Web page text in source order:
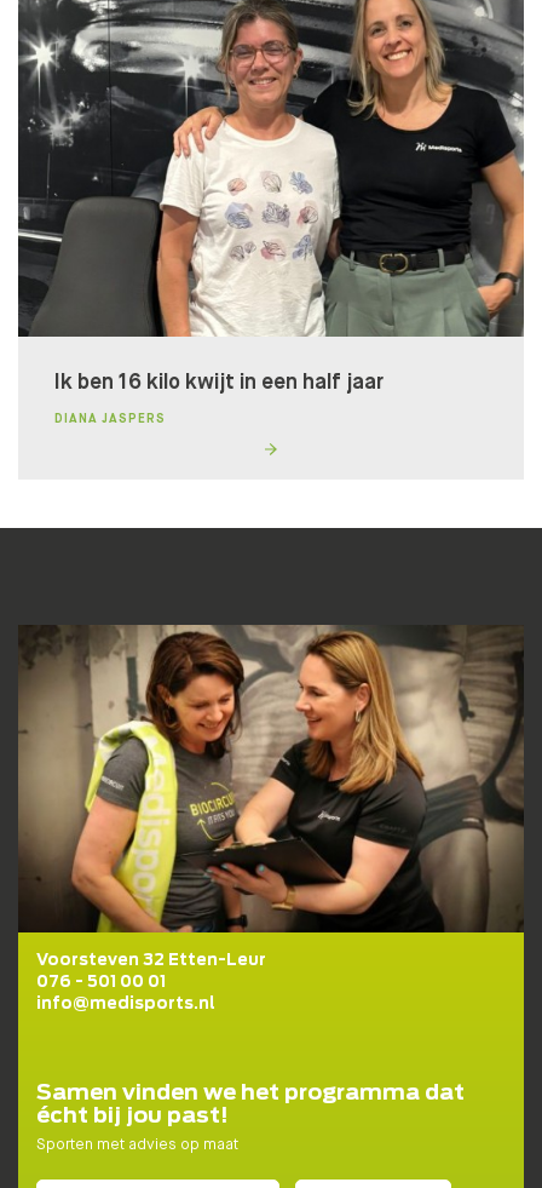
Ik ben 16 kilo kwijt in een half jaar
DIANA JASPERS
Voorsteven 32 Etten-Leur
076 - 501 00 01
info@medisports.nl
Samen vinden we het programma dat
écht bij jou past!
Sporten met advies op maat
DOE DE TEST!